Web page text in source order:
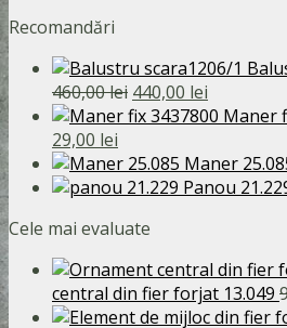
Recomandări
460,00lei Prețul
inițial
fost:
460,00 lei.
440,00 lei
curent
440,00 lei.
Maner
Prețul
inițial
a
32,00 lei.
29,00 lei
curent
este:
Maner
Panou
Cele mai evaluate
central din fier forjat 13.049